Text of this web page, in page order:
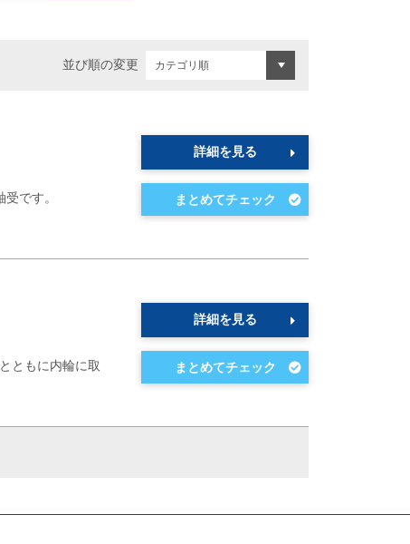
並び順の変更
です。
詳細を見る
ともに内輪に取
詳細を見る